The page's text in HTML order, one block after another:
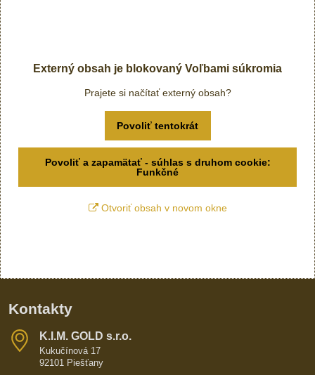
Externý obsah je blokovaný Voľbami súkromia
Prajete si načítať externý obsah?
Povoliť tentokrát
Povoliť a zapamätať - súhlas s druhom cookie:
Funkčné
Otvoriť obsah v novom okne
Kontakty
K​​.I​​.M​​. GOLD s​​.r​​.o​​.
Kukučínová 17
92101 Piešťany